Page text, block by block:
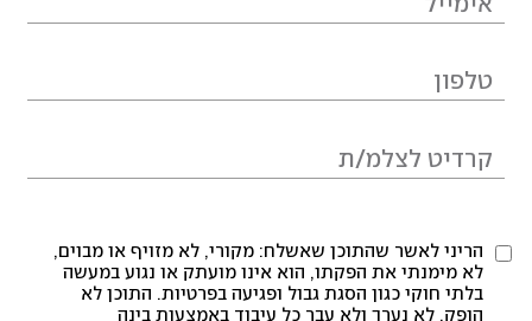
הריני לאשר שהתוכן שאשלח: מקורי, לא מזויף או מבוים,
לא מימנתי את הפקתו, הוא אינו מועתק או נגוע במעשה
בלתי חוקי כגון הסגת גבול ופגיעה בפרטיות. התוכן לא
הופק, לא נערך ולא עבר כל עיבוד באמצעות בינה